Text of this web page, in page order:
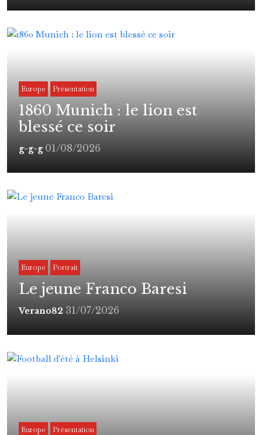
Europe Présentation
1860 Munich : le lion est
blessé ce soir
g-g-g 01/08/2026
Europe Portrait
Le jeune Franco Baresi
Verano82 31/07/2026
Europe Présentation